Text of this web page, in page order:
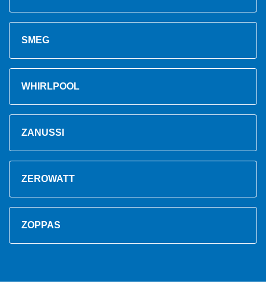
SMEG
WHIRLPOOL
ZANUSSI
ZEROWATT
ZOPPAS